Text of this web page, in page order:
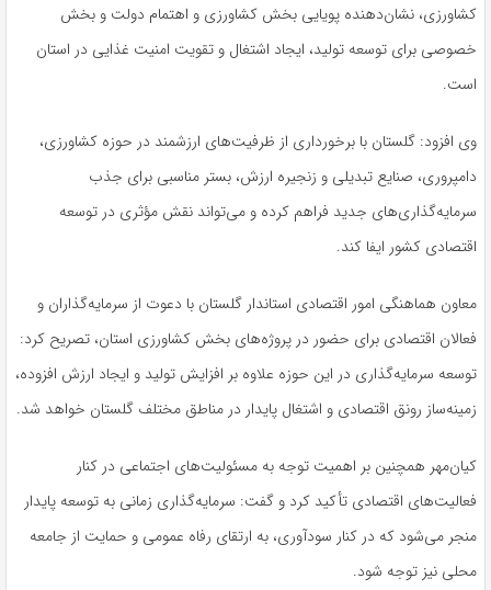
کشاورزی، نشان‌دهنده پویایی بخش کشاورزی و اهتمام دولت و بخش
خصوصی برای توسعه تولید، ایجاد اشتغال و تقویت امنیت غذایی در استان
است.
وی افزود: گلستان با برخورداری از ظرفیت‌های ارزشمند در حوزه کشاورزی،
دامپروری، صنایع تبدیلی و زنجیره ارزش، بستر مناسبی برای جذب
سرمایه‌گذاری‌های جدید فراهم کرده و می‌تواند نقش مؤثری در توسعه
اقتصادی کشور ایفا کند.
معاون هماهنگی امور اقتصادی استاندار گلستان با دعوت از سرمایه‌گذاران و
فعالان اقتصادی برای حضور در پروژه‌های بخش کشاورزی استان، تصریح کرد:
توسعه سرمایه‌گذاری در این حوزه علاوه بر افزایش تولید و ایجاد ارزش افزوده،
زمینه‌ساز رونق اقتصادی و اشتغال پایدار در مناطق مختلف گلستان خواهد شد.
کیان‌مهر همچنین بر اهمیت توجه به مسئولیت‌های اجتماعی در کنار
فعالیت‌های اقتصادی تأکید کرد و گفت: سرمایه‌گذاری زمانی به توسعه پایدار
منجر می‌شود که در کنار سودآوری، به ارتقای رفاه عمومی و حمایت از جامعه
محلی نیز توجه شود.